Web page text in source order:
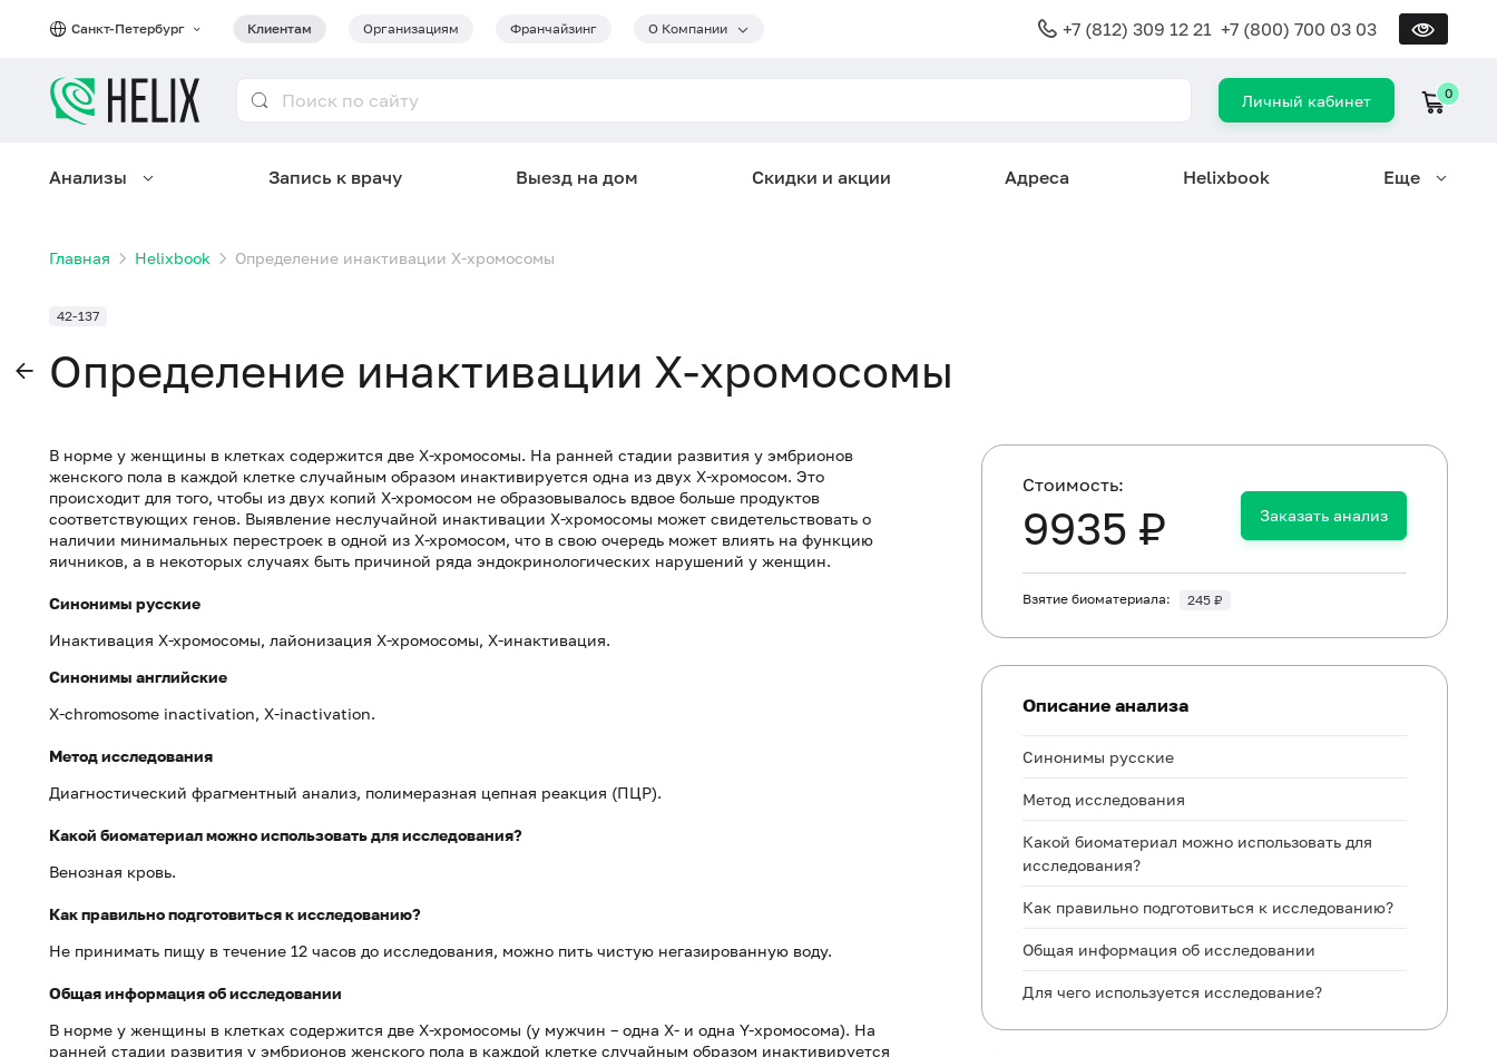
Санкт-Петербург Клиентам Организациям Франчайзинг О Компании +7 (812) 309 12 21 +7 (800) 700 03 03
Личный кабинет 0
Анализы Запись к врачу Выезд на дом Скидки и акции Адреса Helixbook Еще
Главная Helixbook Определение инактивации X-хромосомы
42-137
Определение инактивации X-хромосомы
В норме у женщины в клетках содержится две Х-хромосомы. На ранней стадии развития у эмбрионов
женского пола в каждой клетке случайным образом инактивируется одна из двух Х-хромосом. Это
происходит для того, чтобы из двух копий Х-хромосом не образовывалось вдвое больше продуктов
соответствующих генов. Выявление неслучайной инактивации Х-хромосомы может свидетельствовать о
наличии минимальных перестроек в одной из Х-хромосом, что в свою очередь может влиять на функцию
яичников, а в некоторых случаях быть причиной ряда эндокринологических нарушений у женщин.
Синонимы русские
Инактивация Х-хромосомы, лайонизация Х-хромосомы, X-инактивация.
Синонимы английские
X-chromosome inactivation, X-inactivation.
Метод исследования
Диагностический фрагментный анализ, полимеразная цепная реакция (ПЦР).
Какой биоматериал можно использовать для исследования?
Венозная кровь.
Как правильно подготовиться к исследованию?
Не принимать пищу в течение 12 часов до исследования, можно пить чистую негазированную воду.
Общая информация об исследовании
В норме у женщины в клетках содержится две Х-хромосомы (у мужчин – одна X- и одна Y-хромосома). На
ранней стадии развития у эмбрионов женского пола в каждой клетке случайным образом инактивируется
Cтоимость:
9935 ₽ Заказать анализ
Взятие биоматериала: 245 ₽
Описание анализа
Синонимы русские
Метод исследования
Какой биоматериал можно использовать для
исследования?
Как правильно подготовиться к исследованию?
Общая информация об исследовании
Для чего используется исследование?
Что означают результаты?